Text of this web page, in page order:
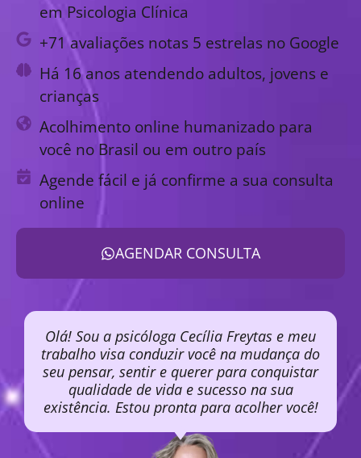
em Psicologia Clínica
+71 avaliações notas 5 estrelas no Google
Há 16 anos atendendo adultos, jovens e
crianças
Acolhimento online humanizado para
você no Brasil ou em outro país
Agende fácil e já confirme a sua consulta
online
AGENDAR CONSULTA
Olá! Sou a psicóloga Cecília Freytas e meu
trabalho visa conduzir você na mudança do
seu pensar, sentir e querer para conquistar
qualidade de vida e sucesso na sua
existência. Estou pronta para acolher você!